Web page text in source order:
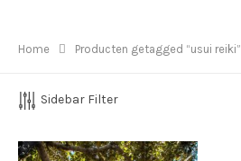
Home Producten getagged “usui reiki”
Sidebar Filter